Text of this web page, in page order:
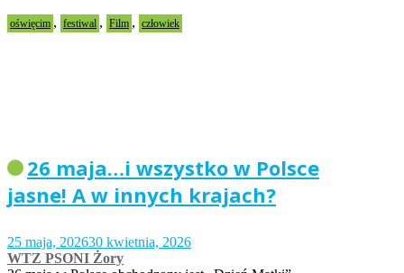
oświęcim , festiwal , Film , człowiek
26 maja…i wszystko w Polsce
jasne! A w innych krajach?
25 maja, 202630 kwietnia, 2026
WTZ PSONI Żory